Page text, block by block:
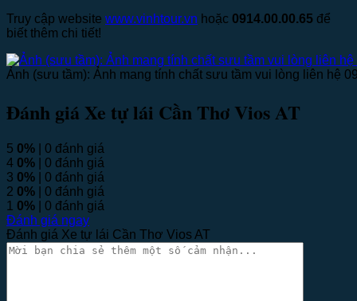
Truy cập website www.vinhtour.vn hoặc 0914.00.00.65 để
biết thêm chi tiết!
Ảnh (sưu tầm): Ảnh mang tính chất sưu tầm vui lòng liên hệ
Đánh giá Xe tự lái Cần Thơ Vios AT
5 0% | 0 đánh giá
4 0% | 0 đánh giá
3 0% | 0 đánh giá
2 0% | 0 đánh giá
1 0% | 0 đánh giá
Đánh giá ngay
Đánh giá Xe tự lái Cần Thơ Vios AT